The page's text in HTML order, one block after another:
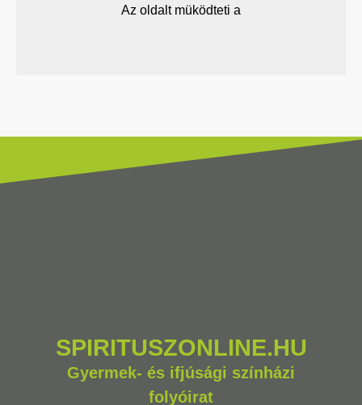
Az oldalt müködteti a
SPIRITUSZONLINE.HU
Gyermek- és ifjúsági színházi
folyóirat